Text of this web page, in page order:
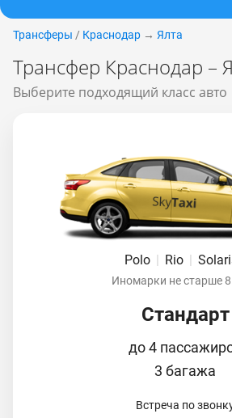
Трансферы / Краснодар → Ялта
Трансфер Краснодар –
Выберите подходящий класс авто
Polo | Rio |
Иномарки не старше 8
Стандарт
до 4
3 багажа
Встреча по